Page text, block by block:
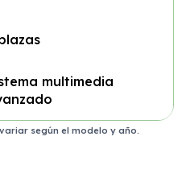
multimedia
según el modelo y año.